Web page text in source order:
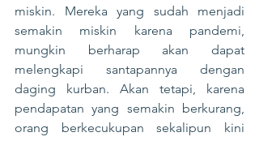
miskin. Mereka yang sudah menjadi
semakin miskin karena pandemi,
mungkin berharap akan dapat
melengkapi santapannya dengan
daging kurban. Akan tetapi, karena
pendapatan yang semakin berkurang,
orang berkecukupan sekalipun kini